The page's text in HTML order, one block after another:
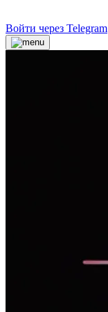
Войти через Telegram